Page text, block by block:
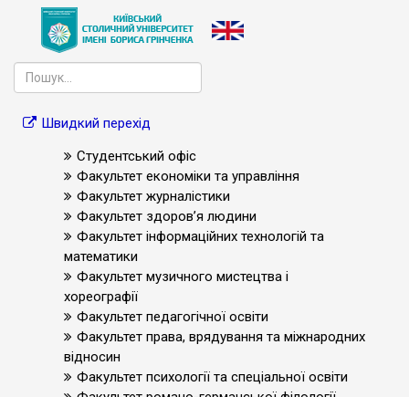
Швидкий перехід
Студентський офіс
Факультет економіки та управління
Факультет журналістики
Факультет здоров’я людини
Факультет інформаційних технологій та
математики
Факультет музичного мистецтва і
хореографії
Факультет педагогічної освіти
Факультет права, врядування та міжнародних
відносин
Факультет психології та спеціальної освіти